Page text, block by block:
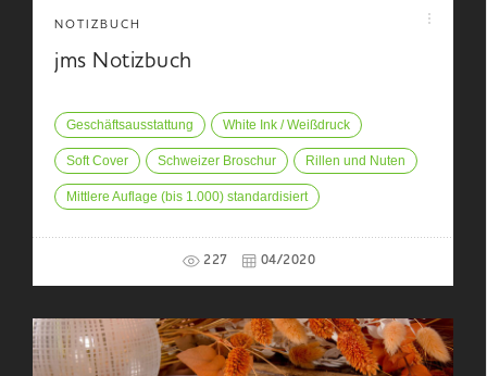
NOTIZBUCH
jms Notizbuch
Geschäftsausstattung White Ink / Weißdruck
Soft Cover Schweizer Broschur Rillen und Nuten
Mittlere Auflage (bis 1.000) standardisiert
227 04/2020